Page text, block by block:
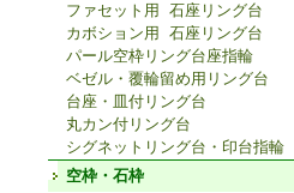
ファセット用 石座リング台
カボション用 石座リング台
パール空枠リング台座指輪
ベゼル・覆輪留め用リング台
台座・皿付リング台
丸カン付リング台
シグネットリング台・印台指輪
空枠・石枠